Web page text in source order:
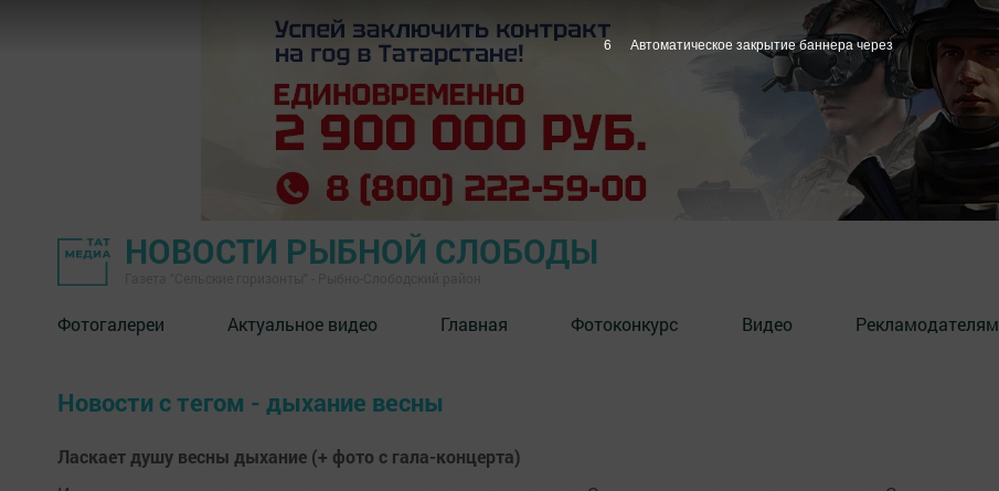
НОВОСТИ РЫБНОЙ СЛОБОДЫ
Фотогалереи Актуальное видео Главная Фотоконкурс Видео Рекламодателям
Новости с тегом - дыхание весны
Ласкает душу весны дыхание (+ фото с гала-концерта)
6 Автоматическое закрытие баннера через